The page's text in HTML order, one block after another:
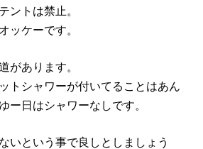
ントは禁止。
ッケーです。
があります。
トシャワーが付いてることはあん
ー日はシャワーなしです。
いという事で良しとしましょう